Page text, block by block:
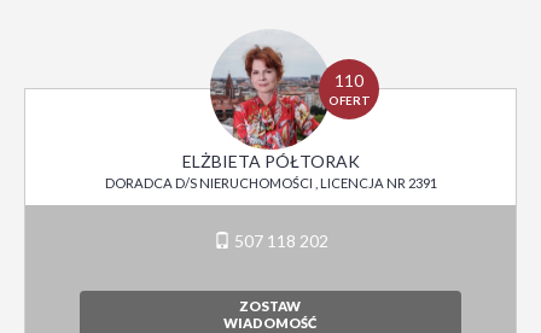
110
OFERT
ELŻBIETA PÓŁTORAK
DORADCA D/S NIERUCHOMOŚCI , LICENCJA NR 2391
507 118 202
ZOSTAW
WIADOMOŚĆ